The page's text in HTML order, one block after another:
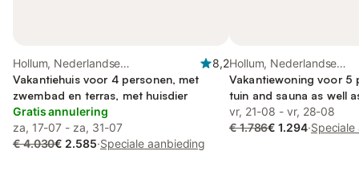
Hollum, Nederlandse
waddeneilanden
8,2
Vakantiehuis voor 4 personen, met
zwembad en terras, met huisdier
Gratis annulering
za, 17-07 - za, 31-07
€ 4.030€ 2.585·Speciale aanbieding
Hollum, Nederlandse
waddeneilanden
Vakantiewoning voor 5
tuin and sauna as well
huisdier
vr, 21-08 - vr, 28-08
€ 1.786€ 1.294·